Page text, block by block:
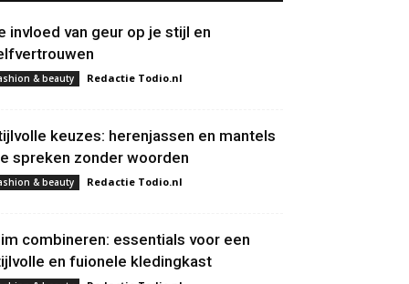
invloed van geur op je stijl en
& beauty Redactie Todio.nl
keuzes: herenjassen en mantels
spreken zonder woorden
& beauty Redactie Todio.nl
combineren: essentials voor een
en fuionele kledingkast